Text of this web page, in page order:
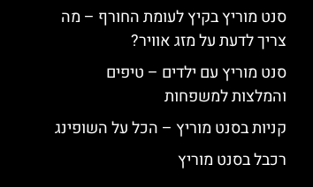
סנט מוריץ בקיץ לעומת החורף – מה
צריך לדעת על מזג אוויר?
סנט מוריץ עם ילדים – טיפים
והמלצות למשפחות
קניות בסנט מוריץ – הכל על השופינג
רכבל בסנט מוריץ